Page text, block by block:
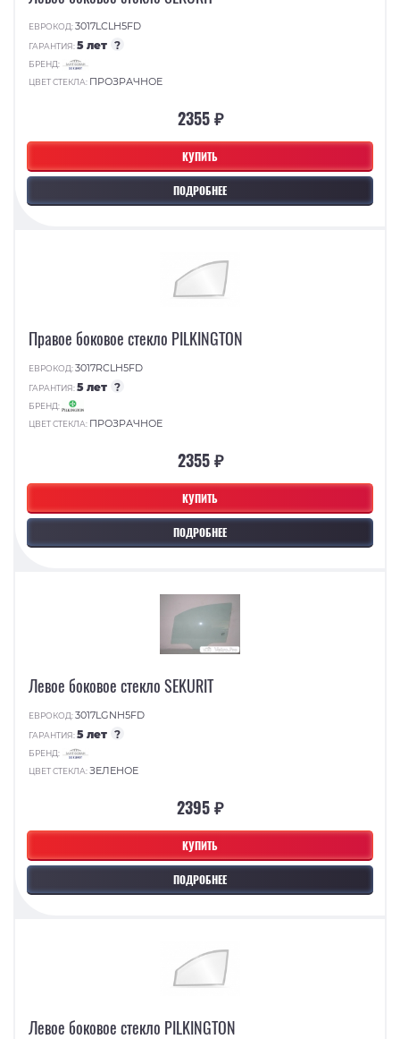
КУПИТЬ
ПОДРОБНЕЕ
ЕВРОКОД:3017LCLH5FD
ГАРАНТИЯ:5 лет ?
БРЕНД:
ЦВЕТ СТЕКЛА: ПРОЗРАЧНОЕ
2355 ₽
КУПИТЬ
ПОДРОБНЕЕ
Правое боковое стекло PILKINGTON
ЕВРОКОД:3017RCLH5FD
ГАРАНТИЯ:5 лет ?
БРЕНД:
ЦВЕТ СТЕКЛА: ПРОЗРАЧНОЕ
2355 ₽
КУПИТЬ
ПОДРОБНЕЕ
Левое боковое стекло SEKURIT
ЕВРОКОД:3017LGNH5FD
ГАРАНТИЯ:5 лет ?
БРЕНД:
ЦВЕТ СТЕКЛА:ЗЕЛЕНОЕ
2395 ₽
Левое боковое стекло PILKINGTON